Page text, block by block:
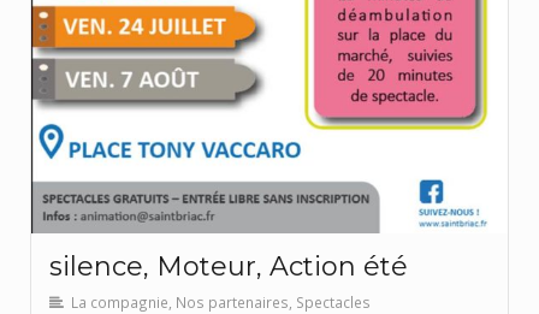
silence, Moteur, Action été
La compagnie, Nos partenaires, Spectacles